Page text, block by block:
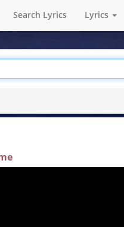
Search Lyrics Lyrics